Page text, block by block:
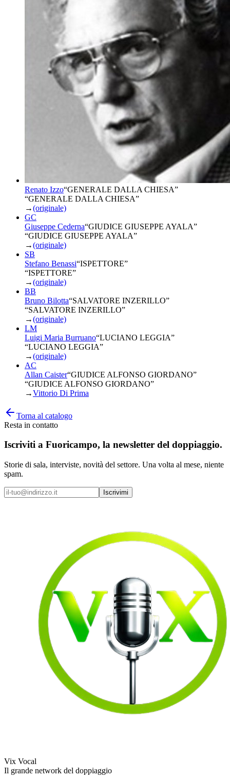
Renato Izzo“GENERALE DALLA CHIESA”
“GENERALE DALLA CHIESA”
→(originale)
GC
Giuseppe Cederna“GIUDICE GIUSEPPE AYALA”
“GIUDICE GIUSEPPE AYALA”
→(originale)
SB
Stefano Benassi“ISPETTORE”
“ISPETTORE”
→(originale)
BB
Bruno Bilotta“SALVATORE INZERILLO”
“SALVATORE INZERILLO”
→(originale)
LM
Luigi Maria Burruano“LUCIANO LEGGIA”
“LUCIANO LEGGIA”
→(originale)
AC
Allan Caister“GIUDICE ALFONSO GIORDANO”
“GIUDICE ALFONSO GIORDANO”
→Vittorio Di Prima
Torna al catalogo
Resta in contatto
Iscriviti a Fuoricampo, la newsletter del doppiaggio.
Storie di sala, interviste, novità del settore. Una volta al mese, niente
spam.
Iscrivimi
Vix Vocal
Il grande network del doppiaggio